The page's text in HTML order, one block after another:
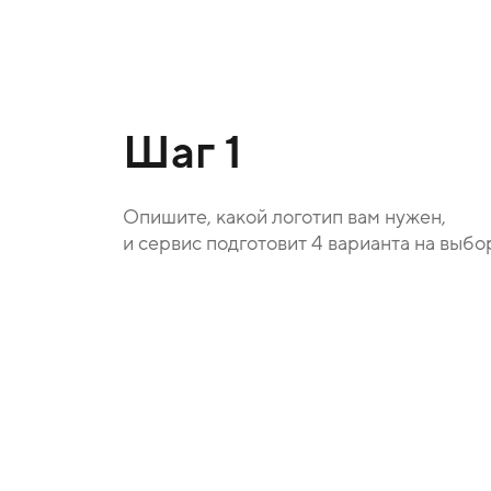
Шаг 1
Опишите, какой логотип вам нужен,
и сервис подготовит 4 варианта на